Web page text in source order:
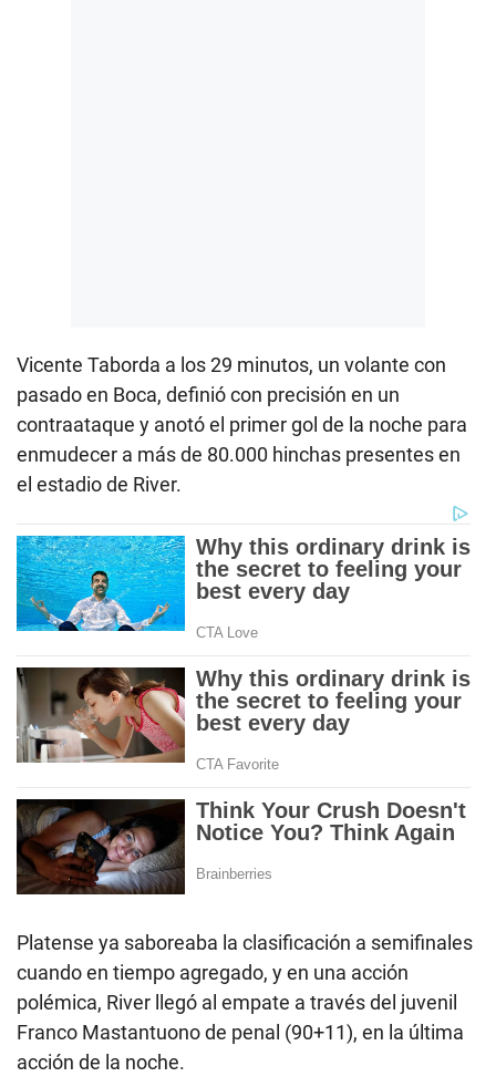
Vicente Taborda a los 29 minutos, un volante con
pasado en Boca, definió con precisión en un
contraataque y anotó el primer gol de la noche para
enmudecer a más de 80.000 hinchas presentes en
el estadio de River.
Platense ya saboreaba la clasificación a semifinales
cuando en tiempo agregado, y en una acción
polémica, River llegó al empate a través del juvenil
Franco Mastantuono de penal (90+11), en la última
acción de la noche.